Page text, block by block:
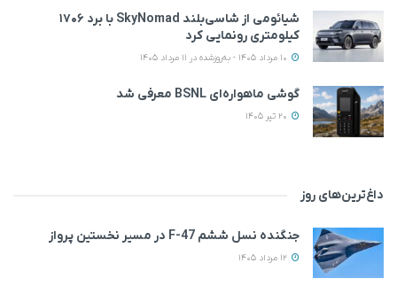
شیائومی از شاسی‌بلند SkyNomad با برد ۱۷۰۶
کیلومتری رونمایی کرد
گوشی ماهواره‌ای BSNL معرفی شد
داغ‌ترین‌های روز
جنگنده نسل ششم F-47 در مسیر نخستین پرواز